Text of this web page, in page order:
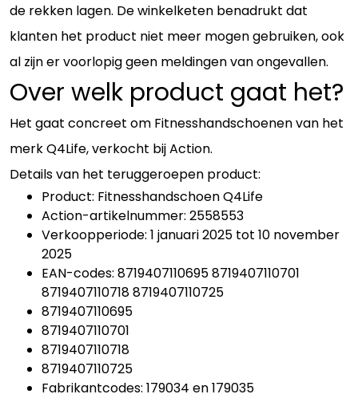
de rekken lagen. De winkelketen benadrukt dat
klanten het product niet meer mogen gebruiken, ook
al zijn er voorlopig geen meldingen van ongevallen.
Over welk product gaat het?
Het gaat concreet om Fitnesshandschoenen van het
merk Q4Life, verkocht bij Action.
Details van het teruggeroepen product:
Product: Fitnesshandschoen Q4Life
Action-artikelnummer: 2558553
Verkoopperiode: 1 januari 2025 tot 10 november
2025
EAN-codes: 8719407110695 8719407110701
8719407110718 8719407110725
8719407110695
8719407110701
8719407110718
8719407110725
Fabrikantcodes: 179034 en 179035